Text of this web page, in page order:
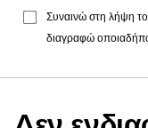
Συναινώ στη λήψη
διαγραφώ